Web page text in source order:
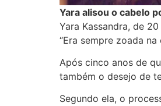
Yara alisou o cabelo
Yara Kassandra, de
“Era sempre zoada
Após cinco anos de
também o desejo de
Segundo ela, o